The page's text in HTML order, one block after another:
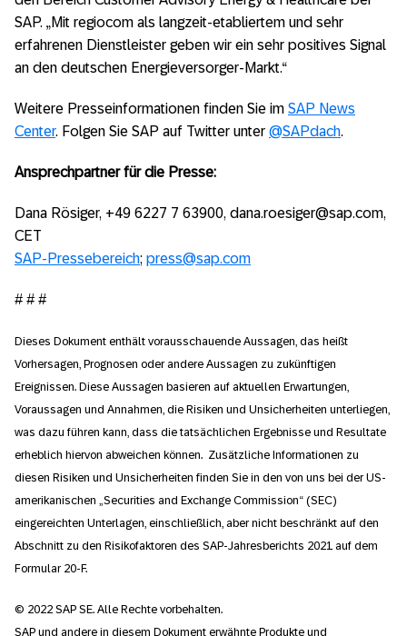
SAP. „Mit regiocom als langzeit-etabliertem und sehr
erfahrenen Dienstleister geben wir ein sehr positives Signal
an den deutschen Energieversorger-Markt.“
Weitere Presseinformationen finden Sie im SAP News
Center. Folgen Sie SAP auf Twitter unter @SAPdach.
Ansprechpartner für die Presse:
Dana Rösiger, +49 6227 7 63900, dana.roesiger@sap.com,
CET
SAP-Pressebereich; press@sap.com
# # #
Dieses Dokument enthält vorausschauende Aussagen, das heißt
Vorhersagen, Prognosen oder andere Aussagen zu zukünftigen
Ereignissen. Diese Aussagen basieren auf aktuellen Erwartungen,
Voraussagen und Annahmen, die Risiken und Unsicherheiten unterliegen,
was dazu führen kann, dass die tatsächlichen Ergebnisse und Resultate
erheblich hiervon abweichen können. Zusätzliche Informationen zu
diesen Risiken und Unsicherheiten finden Sie in den von uns bei der US-
amerikanischen „Securities and Exchange Commission“ (SEC)
eingereichten Unterlagen, einschließlich, aber nicht beschränkt auf den
Abschnitt zu den Risikofaktoren des SAP-Jahresberichts 2021 auf dem
Formular 20-F.
© 2022 SAP SE. Alle Rechte vorbehalten.
SAP und andere in diesem Dokument erwähnte Produkte und